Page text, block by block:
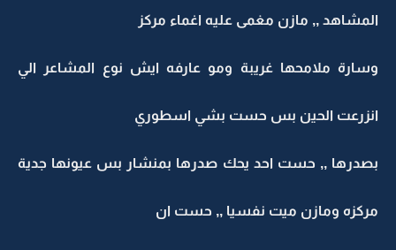
المشاهد ,, مازن مغمى عليه اغماء مركز
وسارة ملامحها غريبة ومو عارفه ايش نوع المشاعر الي
انزرعت الحين بس حست بشي اسطوري
بصدرها ,, حست احد يحك صدرها بمنشار بس عيونها جدية
مركزه ومازن ميت نفسيا ,, حست ان